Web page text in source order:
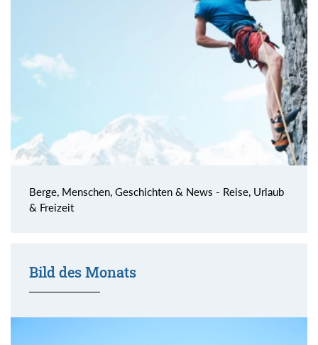
Berge, Menschen, Geschichten & News - Reise, Urlaub
& Freizeit
Bild des Monats